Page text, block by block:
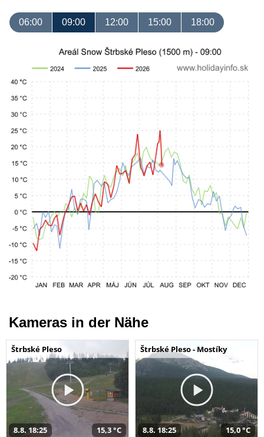
06:00 09:00 12:00 15:00 18:00
Kameras in der Nähe
Štrbské Pleso
8.8. 18:25 15,3 °C
Štrbské Pleso - Mostíky
8.8. 18:25 15,0 °C